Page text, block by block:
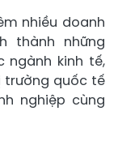
nhiều doanh
thành những
ngành kinh tế,
trường quốc tế
nghiệp cùng